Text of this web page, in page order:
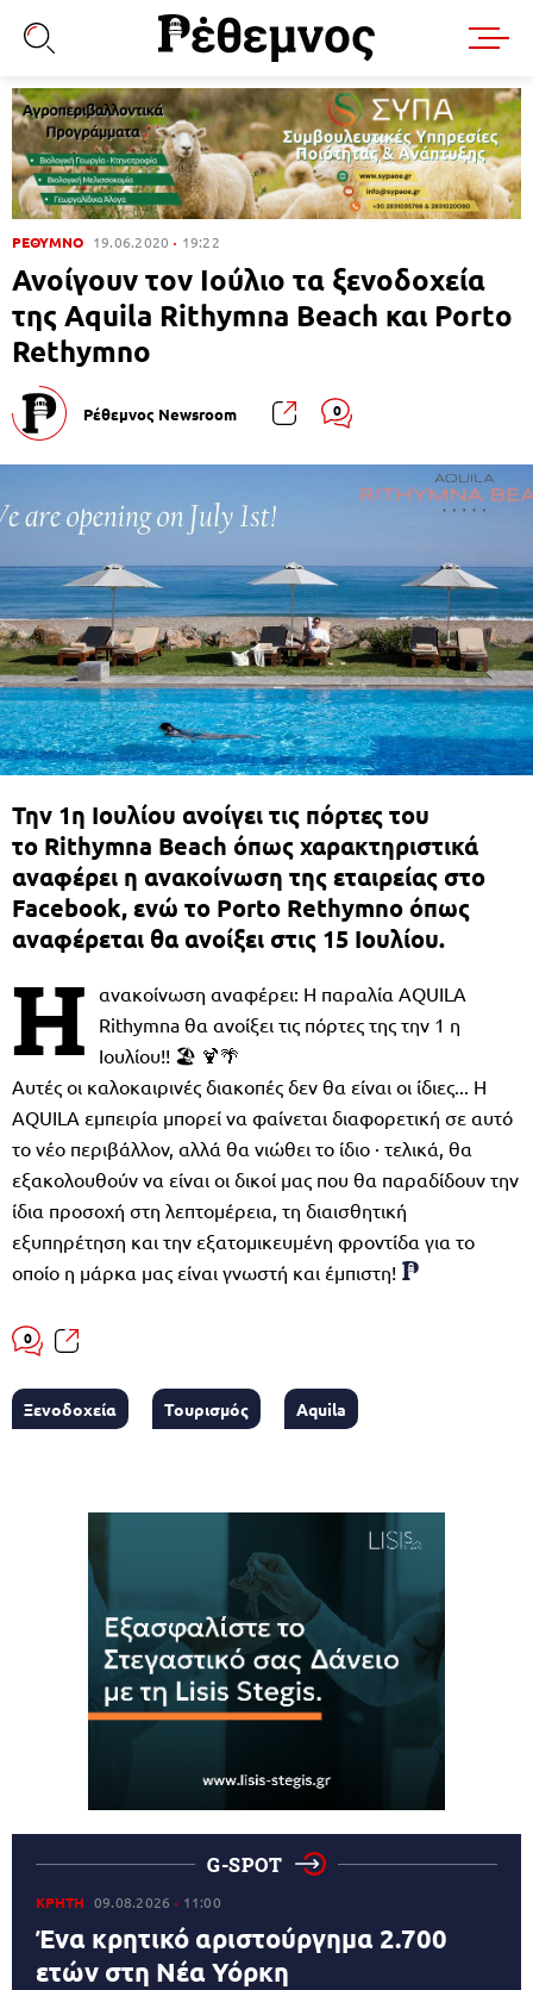
ΡΕΘΥΜΝΟ 19.06.2020 19:22
Ανοίγουν τον Ιούλιο τα ξενοδοχεία
της Aquila Rithymna Beach και Porto
Rethymno
Ρέθεμνος Newsroom 0
Την 1η Ιουλίου ανοίγει τις πόρτες του
το Rithymna Beach όπως χαρακτηριστικά
αναφέρει η ανακοίνωση της εταιρείας στο
Facebook, ενώ το Porto Rethymno όπως
αναφέρεται θα ανοίξει στις 15 Ιουλίου.
Η ανακοίνωση αναφέρει: Η παραλία AQUILA
Rithymna θα ανοίξει τις πόρτες της την 1 η
Ιουλίου!! 🏖 🍹🌴
Αυτές οι καλοκαιρινές διακοπές δεν θα είναι οι ίδιες... Η
AQUILA εμπειρία μπορεί να φαίνεται διαφορετική σε αυτό
το νέο περιβάλλον, αλλά θα νιώθει το ίδιο · τελικά, θα
εξακολουθούν να είναι οι δικοί μας που θα παραδίδουν την
ίδια προσοχή στη λεπτομέρεια, τη διαισθητική
εξυπηρέτηση και την εξατομικευμένη φροντίδα για το
οποίο η μάρκα μας είναι γνωστή και έμπιστη!
0
Ξενοδοχεία Τουρισμός Aquila
G-SPOT
ΚΡΗΤΗ 09.08.2026 11:00
Ένα κρητικό αριστούργημα 2.700
ετών στη Νέα Υόρκη